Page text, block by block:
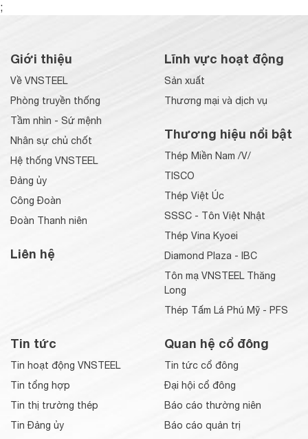
;
Giới thiệu
Về VNSTEEL
Phòng truyền thống
Tầm nhìn - Sứ mệnh
Nhân sự chủ chốt
Hệ thống VNSTEEL
Đảng ủy
Công Đoàn
Đoàn Thanh niên
Liên hệ
Lĩnh vực hoạt động
Sản xuất
Thương mại và dịch vụ
Thương hiệu nổi bật
Thép Miền Nam /V/
TISCO
Thép Việt Úc
SSSC - Tôn Việt Nhật
Thép Vina Kyoei
Diamond Plaza - IBC
Tôn mạ VNSTEEL Thăng
Long
Thép Tấm Lá Phú Mỹ - PFS
Tin tức
Tin hoạt động VNSTEEL
Tin tổng hợp
Tin thị trường thép
Tin Đảng ủy
Quan hệ cổ đông
Tin tức cổ đông
Đại hội cổ đông
Báo cáo thường niên
Báo cáo quản trị